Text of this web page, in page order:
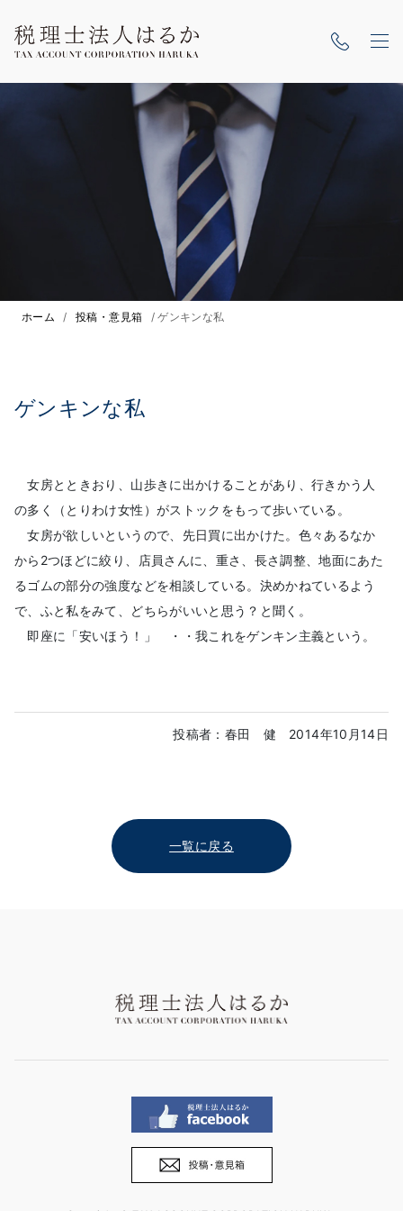
ホーム / 投稿・意見箱 /ゲンキンな私
ゲンキンな私
女房とときおり、山歩きに出かけることがあり、行きかう人
の多く（とりわけ女性）がストックをもって歩いている。
女房が欲しいというので、先日買に出かけた。色々あるなか
から2つほどに絞り、店員さんに、重さ、長さ調整、地面にあた
るゴムの部分の強度などを相談している。決めかねているよう
で、ふと私をみて、どちらがいいと思う？と聞く。
即座に「安いほう！」 ・・我これをゲンキン主義という。
投稿者：春田 健 2014年10月14日
一覧に戻る